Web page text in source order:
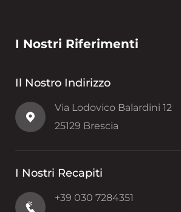
I Nostri Riferimenti
Il Nostro Indirizzo
Via Lodovico Balardini 12
25129 Brescia
I Nostri Recapiti
+39 030 7284351